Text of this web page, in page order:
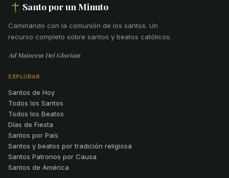
Santo por un Minuto
Caminando con la comunión de los santos. Un
recurso completo sobre santos y beatos católicos.
Ad Maiorem Dei Gloriam
EXPLORAR
Santos de Hoy
Todos los Santos
Todos los Beatos
Días de Fiesta
Santos por País
Santos y beatos por tradición religiosa
Santos Patronos por Causa
Santos de América